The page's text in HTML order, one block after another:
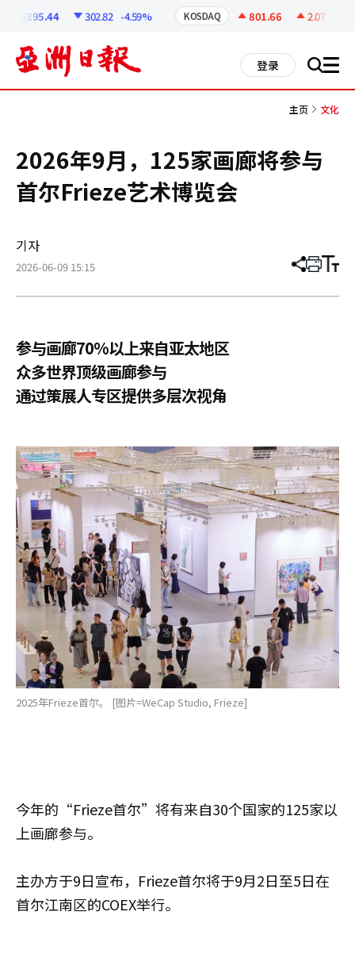
6295.44 302.82 -4.59% KOSDAQ 801.66 2.07
登录 搜 all
主页 文化
2026年9月，125家画廊将参与
首尔Frieze艺术博览会
기자
2026-06-09 15:15 分
章
打 调
小
参与画廊70%以上来自亚太地区
众多世界顶级画廊参与
通过策展人专区提供多层次视角
2025年Frieze首尔。 [图片=WeCap Studio, Frieze]
今年的“Frieze首尔”将有来自30个国家的125家以
上画廊参与。
主办方于9日宣布，Frieze首尔将于9月2日至5日在
首尔江南区的COEX举行。